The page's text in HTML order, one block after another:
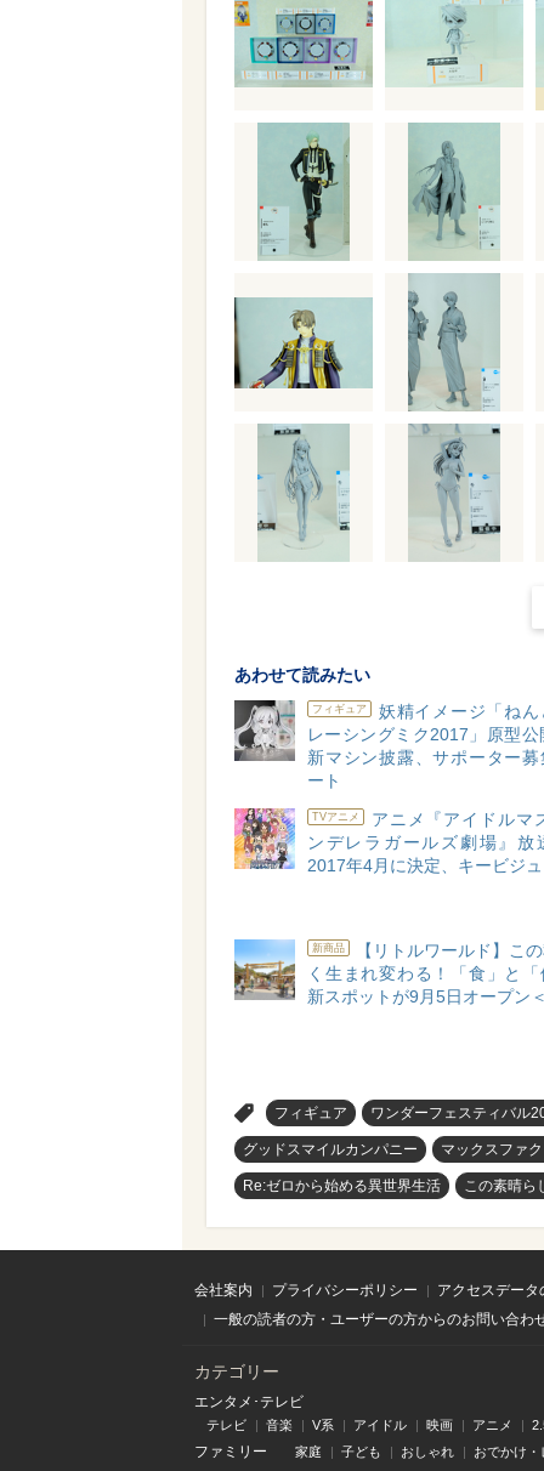
あわせて読みたい
フィギュア
妖精イメージ「ねん
レーシングミク2017」原型公
新マシン披露、サポーター
ート
TVアニメ
アニメ『アイドルマ
ンデレラガールズ劇場』放
2017年4月に決定、キービジ
新商品
【リトルワールド】こ
く生まれ変わる！「食」と
新スポットが9月5日オープン
フィギュア ワンダーフェスティバル
グッドスマイルカンパニー マックスファ
Re:ゼロから始める異世界生活 この素晴ら
会社案内 プライバシーポリシー
アクセスデー
一般の読者の方・ユーザーの方からのお問い合わ
カテゴリー
エンタメ･テレビ
テレビ 音楽 V系 アイドル 映画 アニメ
ファミリー 家庭 子ども おしゃれ おでかけ・